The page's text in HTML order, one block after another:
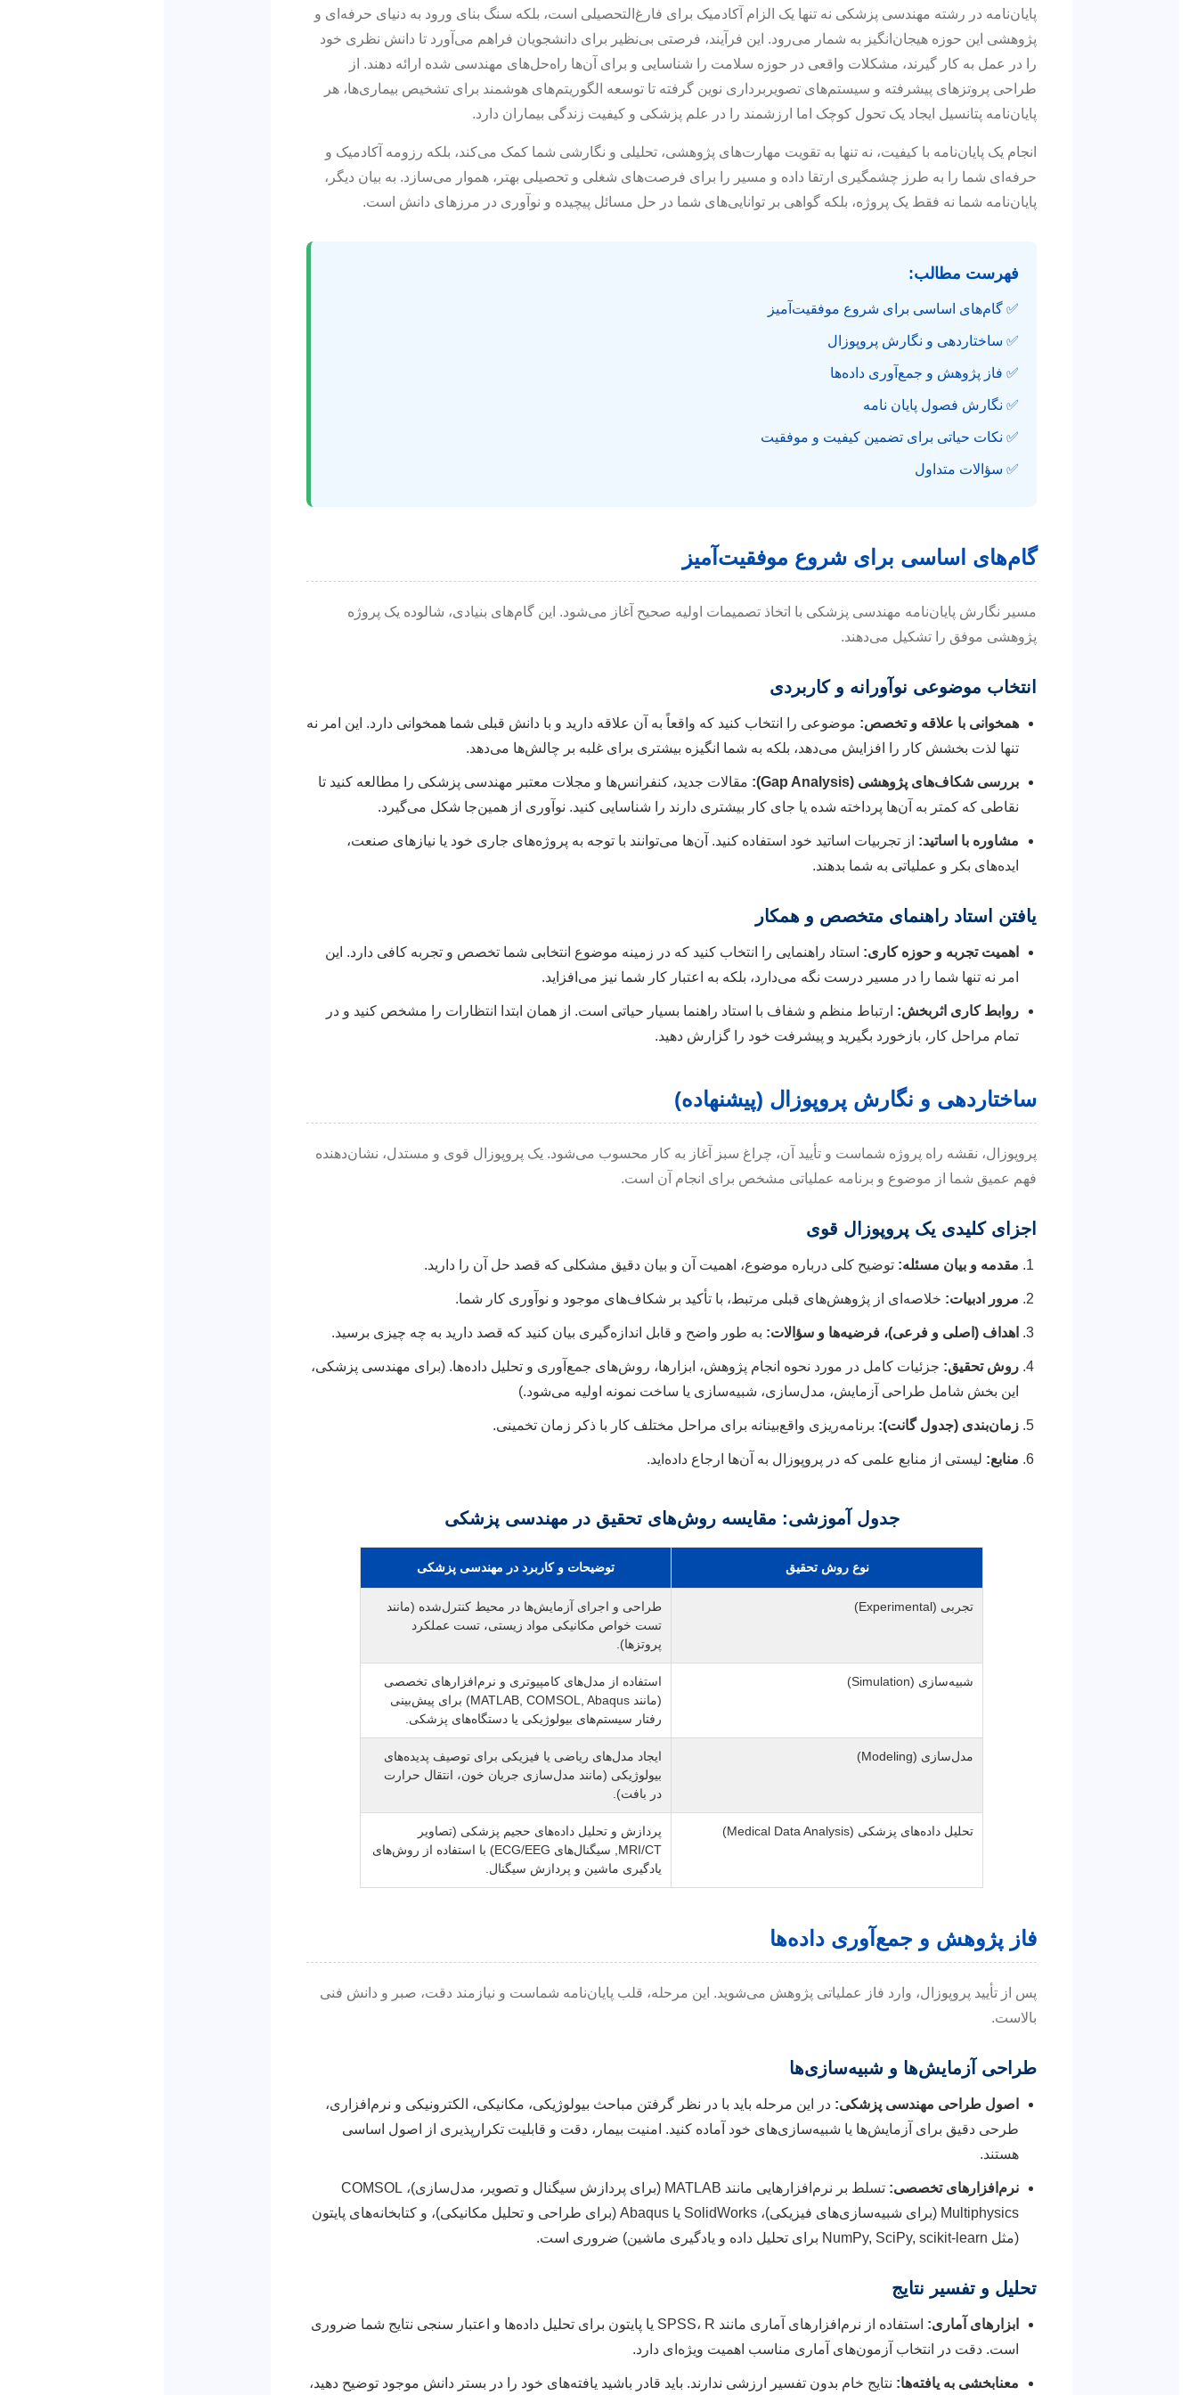
پایان‌نامه در رشته مهندسی پزشکی نه تنها یک الزام آکادمیک برای فارغ‌التحصیلی است، بلکه سنگ بنای ورود به دنیای حرفه‌ای و
پژوهشی این حوزه هیجان‌انگیز به شمار می‌رود. این فرآیند، فرصتی بی‌نظیر برای دانشجویان فراهم می‌آورد تا دانش نظری خود
را در عمل به کار گیرند، مشکلات واقعی در حوزه سلامت را شناسایی و برای آن‌ها راه‌حل‌های مهندسی شده ارائه دهند. از
طراحی پروتزهای پیشرفته و سیستم‌های تصویربرداری نوین گرفته تا توسعه الگوریتم‌های هوشمند برای تشخیص بیماری‌ها، هر
پایان‌نامه پتانسیل ایجاد یک تحول کوچک اما ارزشمند را در علم پزشکی و کیفیت زندگی بیماران دارد.
انجام یک پایان‌نامه با کیفیت، نه تنها به تقویت مهارت‌های پژوهشی، تحلیلی و نگارشی شما کمک می‌کند، بلکه رزومه آکادمیک و
حرفه‌ای شما را به طرز چشمگیری ارتقا داده و مسیر را برای فرصت‌های شغلی و تحصیلی بهتر، هموار می‌سازد. به بیان دیگر،
پایان‌نامه شما نه فقط یک پروژه، بلکه گواهی بر توانایی‌های شما در حل مسائل پیچیده و نوآوری در مرزهای دانش است.
فهرست مطالب:
✅ گام‌های اساسی برای شروع موفقیت‌آمیز
✅ ساختاردهی و نگارش پروپوزال
✅ فاز پژوهش و جمع‌آوری داده‌ها
✅ نگارش فصول پایان نامه
✅ نکات حیاتی برای تضمین کیفیت و موفقیت
✅ سؤالات متداول
گام‌های اساسی برای شروع موفقیت‌آمیز
مسیر نگارش پایان‌نامه مهندسی پزشکی با اتخاذ تصمیمات اولیه صحیح آغاز می‌شود. این گام‌های بنیادی، شالوده یک پروژه
پژوهشی موفق را تشکیل می‌دهند.
انتخاب موضوعی نوآورانه و کاربردی
همخوانی با علاقه و تخصص: موضوعی را انتخاب کنید که واقعاً به آن علاقه دارید و با دانش قبلی شما همخوانی دارد. این امر نه
تنها لذت بخشش کار را افزایش می‌دهد، بلکه به شما انگیزه بیشتری برای غلبه بر چالش‌ها می‌دهد.
بررسی شکاف‌های پژوهشی (Gap Analysis):
مقالات جدید، کنفرانس‌ها و مجلات معتبر مهندسی پزشکی را مطالعه کنید تا
نقاطی که کمتر به آن‌ها پرداخته شده یا جای کار بیشتری دارند را شناسایی کنید. نوآوری از همین‌جا شکل می‌گیرد.
مشاوره با اساتید: از تجربیات اساتید خود استفاده کنید. آن‌ها می‌توانند با توجه به پروژه‌های جاری خود یا نیازهای صنعت،
ایده‌های بکر و عملیاتی به شما بدهند.
یافتن استاد راهنمای متخصص و همکار
اهمیت تجربه و حوزه کاری: استاد راهنمایی را انتخاب کنید که در زمینه موضوع انتخابی شما تخصص و تجربه کافی دارد. این
امر نه تنها شما را در مسیر درست نگه می‌دارد، بلکه به اعتبار کار شما نیز می‌افزاید.
روابط کاری اثربخش: ارتباط منظم و شفاف با استاد راهنما بسیار حیاتی است. از همان ابتدا انتظارات را مشخص کنید و در
تمام مراحل کار، بازخورد بگیرید و پیشرفت خود را گزارش دهید.
ساختاردهی و نگارش پروپوزال (پیشنهاده)
پروپوزال، نقشه راه پروژه شماست و تأیید آن، چراغ سبز آغاز به کار محسوب می‌شود. یک پروپوزال قوی و مستدل، نشان‌دهنده
فهم عمیق شما از موضوع و برنامه عملیاتی مشخص برای انجام آن است.
اجزای کلیدی یک پروپوزال قوی
مقدمه و بیان مسئله: توضیح کلی درباره موضوع، اهمیت آن و بیان دقیق مشکلی که قصد حل آن را دارید.
مرور ادبیات: خلاصه‌ای از پژوهش‌های قبلی مرتبط، با تأکید بر شکاف‌های موجود و نوآوری کار شما.
اهداف (اصلی و فرعی)، فرضیه‌ها و سؤالات: به طور واضح و قابل اندازه‌گیری بیان کنید که قصد دارید به چه چیزی برسید.
روش تحقیق: جزئیات کامل در مورد نحوه انجام پژوهش، ابزارها، روش‌های جمع‌آوری و تحلیل داده‌ها. (برای مهندسی پزشکی،
این بخش شامل طراحی آزمایش، مدل‌سازی، شبیه‌سازی یا ساخت نمونه اولیه می‌شود.)
زمان‌بندی (جدول گانت): برنامه‌ریزی واقع‌بینانه برای مراحل مختلف کار با ذکر زمان تخمینی.
منابع: لیستی از منابع علمی که در پروپوزال به آن‌ها ارجاع داده‌اید.
جدول آموزشی: مقایسه روش‌های تحقیق در مهندسی پزشکی
نوع روش تحقیق توضیحات و کاربرد در مهندسی پزشکی
تجربی (Experimental)
طراحی و اجرای آزمایش‌ها در محیط کنترل‌شده (مانند
تست خواص مکانیکی مواد زیستی، تست عملکرد
پروتزها).
شبیه‌سازی (Simulation)
استفاده از مدل‌های کامپیوتری و نرم‌افزارهای تخصصی
(مانند MATLAB, COMSOL, Abaqus) برای پیش‌بینی
رفتار سیستم‌های بیولوژیکی یا دستگاه‌های پزشکی.
مدل‌سازی (Modeling)
ایجاد مدل‌های ریاضی یا فیزیکی برای توصیف پدیده‌های
بیولوژیکی (مانند مدل‌سازی جریان خون، انتقال حرارت
در بافت).
تحلیل داده‌های پزشکی (Medical Data Analysis)
پردازش و تحلیل داده‌های حجیم پزشکی (تصاویر
MRI/CT, سیگنال‌های ECG/EEG) با استفاده از روش‌های
یادگیری ماشین و پردازش سیگنال.
فاز پژوهش و جمع‌آوری داده‌ها
پس از تأیید پروپوزال، وارد فاز عملیاتی پژوهش می‌شوید. این مرحله، قلب پایان‌نامه شماست و نیازمند دقت، صبر و دانش فنی
بالاست.
طراحی آزمایش‌ها و شبیه‌سازی‌ها
اصول طراحی مهندسی پزشکی: در این مرحله باید با در نظر گرفتن مباحث بیولوژیکی، مکانیکی، الکترونیکی و نرم‌افزاری،
طرحی دقیق برای آزمایش‌ها یا شبیه‌سازی‌های خود آماده کنید. امنیت بیمار، دقت و قابلیت تکرارپذیری از اصول اساسی
هستند.
نرم‌افزارهای تخصصی:
تسلط بر نرم‌افزارهایی مانند MATLAB (برای پردازش سیگنال و تصویر، مدل‌سازی)، COMSOL
Multiphysics (برای شبیه‌سازی‌های فیزیکی)، SolidWorks یا Abaqus (برای طراحی و تحلیل مکانیکی)، و کتابخانه‌های پایتون
(مثل NumPy, SciPy, scikit-learn برای تحلیل داده و یادگیری ماشین) ضروری است.
تحلیل و تفسیر نتایج
ابزارهای آماری:
استفاده از نرم‌افزارهای آماری مانند SPSS، R یا پایتون برای تحلیل داده‌ها و اعتبار سنجی نتایج شما ضروری
است. دقت در انتخاب آزمون‌های آماری مناسب اهمیت ویژه‌ای دارد.
معنابخشی به یافته‌ها: نتایج خام بدون تفسیر ارزشی ندارند. باید قادر باشید یافته‌های خود را در بستر دانش موجود توضیح دهید،